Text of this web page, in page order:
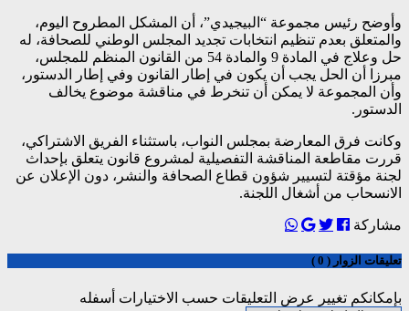
وأوضح رئيس مجموعة “البيجيدي”، أن المشكل المطروح اليوم،
والمتعلق بعدم تنظيم انتخابات تجديد المجلس الوطني للصحافة، له
حل وعلاج في المادة 9 والمادة 54 من القانون المنظم للمجلس،
مبرزا أن الحل يجب أن يكون في إطار القانون وفي إطار الدستور،
وأن المجموعة لا يمكن أن تنخرط في مناقشة موضوع يخالف
الدستور.
وكانت فرق المعارضة بمجلس النواب، باستثناء الفريق الاشتراكي،
قررت مقاطعة المناقشة التفصيلية لمشروع قانون يتعلق بإحداث
لجنة مؤقتة لتسيير شؤون قطاع الصحافة والنشر، دون الإعلان عن
الانسحاب من أشغال اللجنة.
مشاركة
تعليقات الزوار ( 0 )
بإمكانكم تغيير عرض التعليقات حسب الاختيارات أسفله